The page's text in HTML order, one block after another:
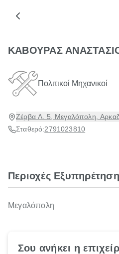
ΚΑΒΟΥΡΑΣ
Πολιτικοί Μηχανικοί
Ζέρβα Λ. 5, Μεγαλόπολη,
Σταθερό:2791023810
Περιοχές
Μεγαλόπολη
Σου ανήκει η